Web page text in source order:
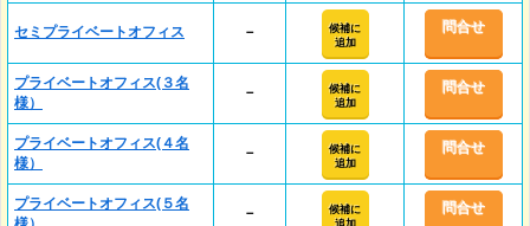
セミプライベートオフィス －
候補に
追加
問合せ
プライベートオフィス(３名
様）
－
候補に
追加
問合せ
プライベートオフィス(４名
様）
－
候補に
追加
問合せ
プライベートオフィス(５名
－
候補に
追加
問合せ